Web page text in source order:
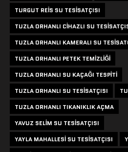
TURGUT REIS SU TESISATÇISI
TUZLA ORHANLI CIHAZLI SU
TUZLA ORHANLI KAMERALI SU
TUZLA ORHANLI PETEK TEMIZLIĞI
TUZLA ORHANLI SU KAÇAĞI TESPITI
TUZLA ORHANLI SU TESISATÇISI
TUZLA ORHANLI TIKANIKLIK AÇMA
YAVUZ SELIM SU TESISATÇISI
YAYLA MAHALLESI SU TESISATÇISI